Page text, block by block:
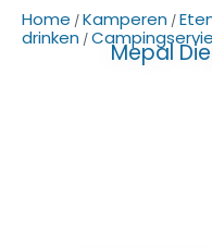
Home /Kamperen /
drinken / Mepal